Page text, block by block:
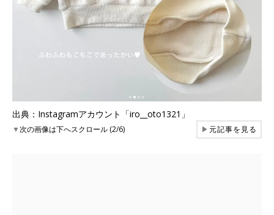
出典：Instagramアカウント「iro__oto1321」
▼次の画像は下へスクロール (2/6) ▶元記事を見る